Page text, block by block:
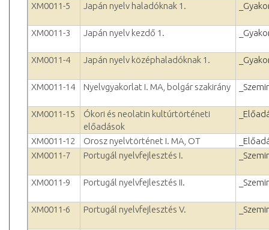
XM0011-5
Japán nyelv haladóknak 1.
XM0011-3 Japán nyelv kezdő 1.
XM0011-4 Japán nyelv középhaladóknak 1.
XM0011-14 Nyelvgyakorlat I. MA, bolgár szakirány
XM0011-15
Ókori és neolatin kultúrtörténeti
előadások
XM0011-12 Orosz nyelvtörténet I. MA, OT
XM0011-7
Portugál nyelvfejlesztés I.
XM0011-9 Portugál nyelvfejlesztés II.
XM0011-6 Portugál nyelvfejlesztés V.